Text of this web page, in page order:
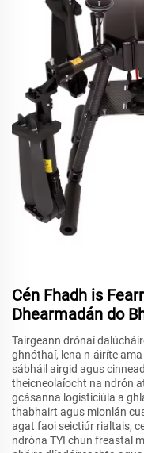
Cén Fhadh is
Dhearmadán do
Tairgeann drónaí
ghnóthaí, lena n-áiríte
sábháil airgid agus
theicneolaíocht na ndrón
gcásanna logisticiúla a
thabhairt agus mionlán
agat faoi seictiúr rialtais,
ndróna TYI chun freastal